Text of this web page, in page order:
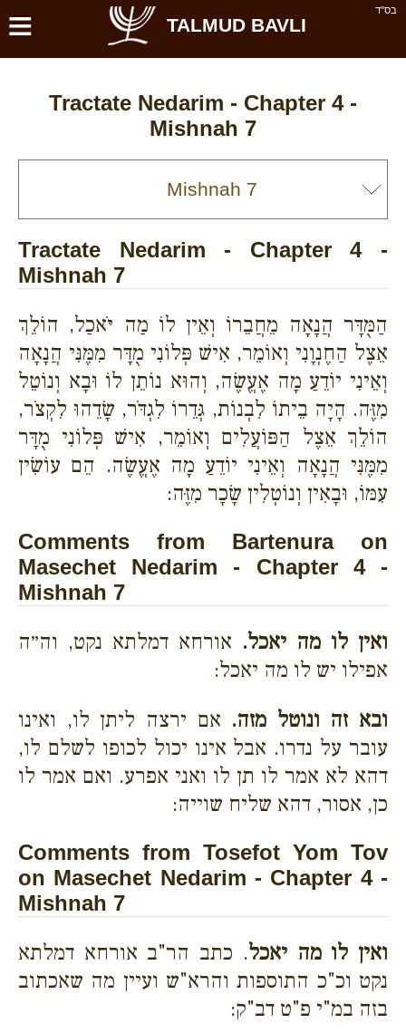
בס''ד ≡ TALMUD BAVLI
Tractate Nedarim - Chapter 4 -
Mishnah 7
Tractate Nedarim - Chapter 4 -
Mishnah 7
הַמֻּדָּר הֲנָאָה מֵחֲבֵרוֹ וְאֵין לוֹ מַה יֹּאכַל, הוֹלֵךְ
אֵצֶל הַחֶנְוָנִי וְאוֹמֵר, אִישׁ פְּלוֹנִי מֻדָּר מִמֶּנִּי הֲנָאָה
וְאֵינִי יוֹדֵעַ מָה אֶעֱשֶׂה, וְהוּא נוֹתֵן לוֹ וּבָא וְנוֹטֵל
מִזֶּה. הָיָה בֵיתוֹ לִבְנוֹת, גְּדֵרוֹ לִגְדֹּר, שָׂדֵהוּ לִקְצֹר,
הוֹלֵךְ אֵצֶל הַפּוֹעֲלִים וְאוֹמֵר, אִישׁ פְּלוֹנִי מֻדָּר
מִמֶּנִּי הֲנָאָה וְאֵינִי יוֹדֵעַ מָה אֶעֱשֶׂה. הֵם עוֹשִׂין
עִמּוֹ, וּבָאִין וְנוֹטְלִין שָׂכָר מִזֶּה:
Comments from Bartenura on
Masechet Nedarim - Chapter 4 -
Mishnah 7
ואין לו מה יאכל. אורחא דמלתא נקט, וה״ה
אפילו יש לו מה יאכל:
ובא זה ונוטל מזה. אם ירצה ליתן לו, ואינו
עובר על נדרו. אבל אינו יכול לכופו לשלם לו,
דהא לא אמר לו תן לו ואני אפרע. ואם אמר לו
כן, אסור, דהא שליח שוייה:
Comments from Tosefot Yom Tov
on Masechet Nedarim - Chapter 4 -
Mishnah 7
ואין לו מה יאכל. כתב הר"ב אורחא דמלתא
נקט וכ"כ התוספות והרא"ש ועיין מה שאכתוב
בזה במ"י פ"ט דב"ק: